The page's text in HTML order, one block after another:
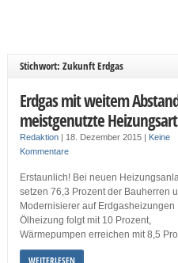
Stichwort: Zukunft Erdgas
Erdgas mit weitem
meistgenutzte Heizungsart
Redaktion| 18. Dezember 2015 | Keine
Kommentare
Erstaunlich! Bei neuen
setzen 76,3 Prozent der Bauherren
Modernisierer auf Erdgasheizungen
Ölheizung folgt mit 10 Prozent,
Wärmepumpen erreichen mit 8,5
WEITERLESEN